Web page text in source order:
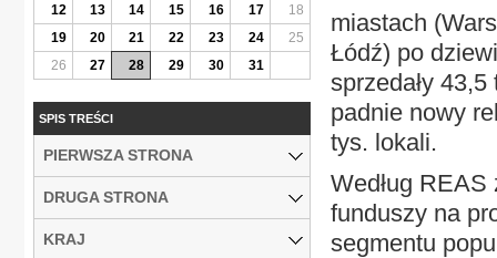
miastach
Łódź) po
sprzedały
padnie nowy
tys. lokali.
Według
funduszy na
segmentu
12
13 14 15 16 17
18
19
20 21 22 23 24
25
26
27 28 29 30 31
SPIS TREŚCI
PIERWSZA STRONA
DRUGA STRONA
KRAJ